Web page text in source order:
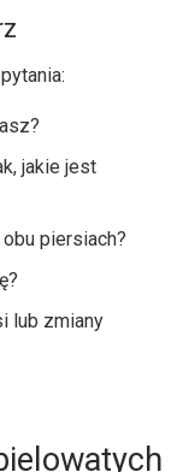
jakie jest
piersiach?
lub zmiany